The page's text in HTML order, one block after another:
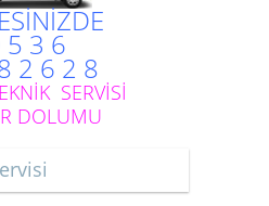
5 3 6
2 6 2 8
SERVİSİ
DOLUMU